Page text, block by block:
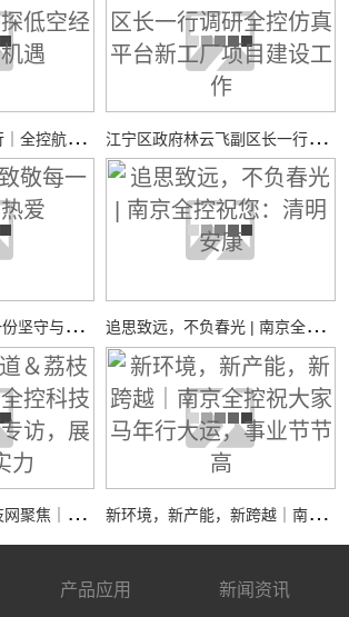
智
汇低空，聚力同行｜全控航空共探低空经济装备新机遇 江
宁区政府林云飞副区长一行调研全控仿真平台新工厂项目建设工作
全
控科技 | 致敬每一份坚守与热爱 追
思致远，不负春光 | 南京全控祝您：清明安康
江
苏国际频道＆荔枝网聚焦｜南京全控科技有限公司接受专访，展现核心实力 新
环境，新产能，新跨越｜南京全控祝大家马年行大运，事业节节高
产品应用 新闻资讯